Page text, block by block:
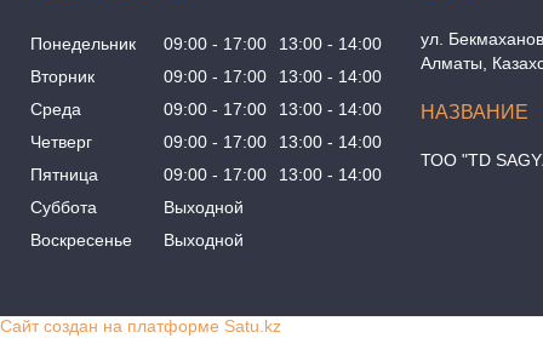
Понедельник 09:00 17:00 13:00
14:00
Вторник
09:00 17:00 13:00
14:00
Среда
09:00 17:00 13:00
14:00
Четверг
09:00 17:00 13:00
14:00
Пятница
09:00 17:00 13:00
14:00
Суббота
Выходной
Воскресенье
Выходной
ул.
Алматы,
ТОО "TD
Сайт создан на платформе Satu.kz